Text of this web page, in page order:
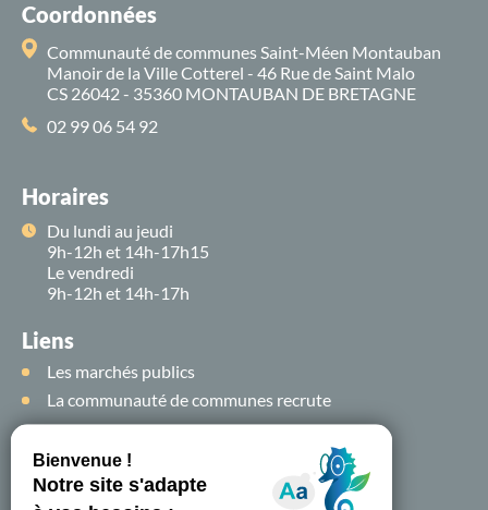
Coordonnées
Communauté de communes Saint-Méen Montauban
Manoir de la Ville Cotterel - 46 Rue de Saint Malo
CS 26042 - 35360 MONTAUBAN DE BRETAGNE
02 99 06 54 92
Horaires
Du lundi au jeudi
9h-12h et 14h-17h15
Le vendredi
9h-12h et 14h-17h
Liens
Les marchés publics
La communauté de communes recrute
Suivez-nous sur
les